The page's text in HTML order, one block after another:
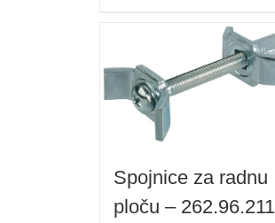
Spojnice za radnu
ploču – 262.96.211